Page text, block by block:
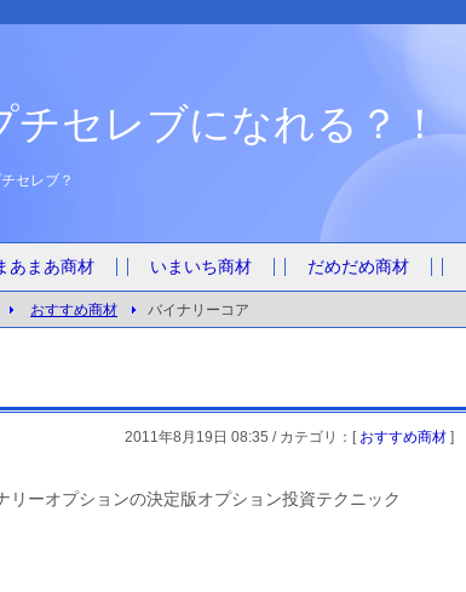
チセレブになれる？！
セレブ？
あまあ商材 いまいち商材 だめだめ商材
おすすめ商材 バイナリーコア
2011年8月19日 08:35 / カテゴリ：[ おすすめ商材 ]
ーオプションの決定版オプション投資テクニック